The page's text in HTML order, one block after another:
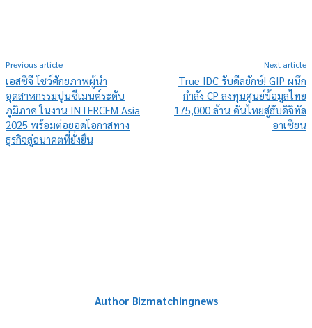
Previous article
เอสซีจี โชว์ศักยภาพผู้นำ
อุตสาหกรรมปูนซีเมนต์ระดับ
ภูมิภาค ในงาน INTERCEM Asia
2025 พร้อมต่อยอดโอกาสทาง
ธุรกิจสู่อนาคตที่ยั่งยืน
Next article
True IDC รับดีลยักษ์! GIP ผนึก
กำลัง CP ลงทุนศูนย์ข้อมูลไทย
175,000 ล้าน ดันไทยสู่ฮับดิจิทัล
อาเซียน
Author Bizmatchingnews